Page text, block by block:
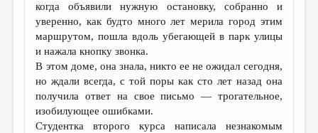
когда объявили нужную остановку, собранно и
уверенно, как будто много лет мерила город этим
маршрутом, пошла вдоль убегающей в парк улицы
и нажала кнопку звонка.
В этом доме, она знала, никто ее не ожидал сегодня,
но ждали всегда, с той поры как сто лет назад она
получила ответ на свое письмо — трогательное,
изобилующее ошибками.
Студентка второго курса написала незнакомым